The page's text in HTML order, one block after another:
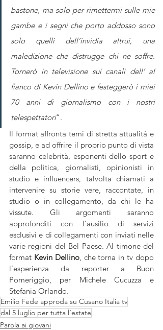
bastone, ma solo per rimettermi sulle mie
gambe e i segni che porto addosso sono
solo quelli dell’invidia altrui, una
maledizione che distrugge chi ne soffre.
Tornerò in televisione sui canali dell’ al
fianco di Kevin Dellino e festeggerò i miei
70 anni di giornalismo con i nostri
telespettatori”.
Il format affronta temi di stretta attualità e
gossip, e ad offrire il proprio punto di vista
saranno celebrità, esponenti dello sport e
della politica, giornalisti, opinionisti in
studio e influencers, talvolta chiamati a
intervenire su storie vere, raccontate, in
studio o in collegamento, da chi le ha
vissute. Gli argomenti saranno
approfonditi con l’ausilio di servizi
esclusivi e di collegamenti con inviati nelle
varie regioni del Bel Paese. Al timone del
format Kevin Dellino, che torna in tv dopo
l’esperienza da reporter a Buon
Pomeriggio, per Michele Cucuzza e
Stefania Orlando.
Emilio Fede approda su Cusano Italia tv
dal 5 luglio per tutta l’estate
Parola ai giovani